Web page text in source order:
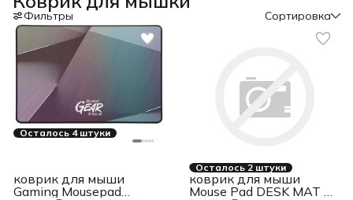
Фильтры Сортировка
Осталось 4 штуки
коврик для мыши
Gaming Mousepad
Осталось 2 штуки
коврик для мыши
Mouse Pad DESK MAT -